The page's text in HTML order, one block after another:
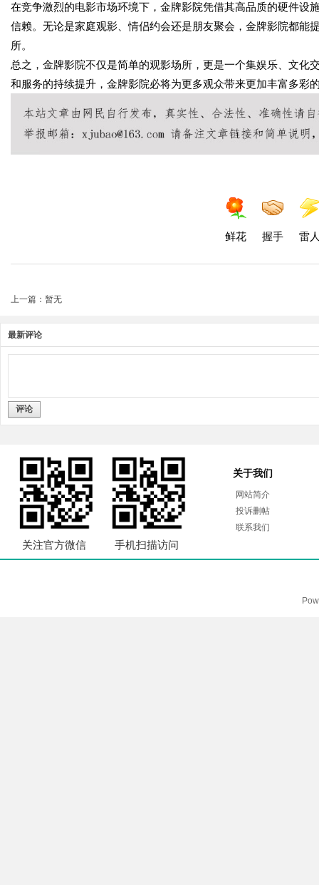
在竞争激烈的电影市场环境下，金牌影院凭借其高品质的硬件设
信赖。无论是家庭观影、情侣约会还是朋友聚会，金牌影院都能
所。
总之，金牌影院不仅是简单的观影场所，更是一个集娱乐、文
和服务的持续提升，金牌影院必将为更多观众带来更加丰富多彩
鲜花 握手 雷
上一篇：暂无
最新评论
评论
关注官方微信 手机扫描访问
关于我们
网站简介
投诉删帖
联系我们